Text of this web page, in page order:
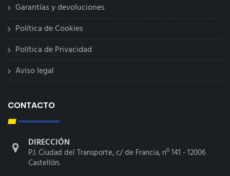
Garantías y devoluciones
Política de Cookies
Política de Privacidad
Aviso legal
CONTACTO
DIRECCIÓN
P.I. Ciudad del Transporte, c/ de Francia, nº 141 - 12006
Castellón.